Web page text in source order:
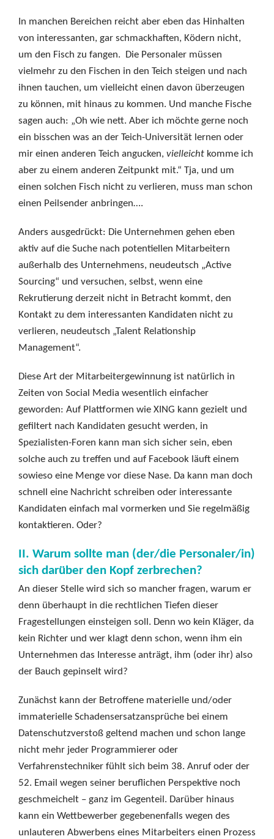
In manchen Bereichen reicht aber eben das Hinhalten
von interessanten, gar schmackhaften, Ködern nicht,
um den Fisch zu fangen. Die Personaler müssen
vielmehr zu den Fischen in den Teich steigen und nach
ihnen tauchen, um vielleicht einen davon überzeugen
zu können, mit hinaus zu kommen. Und manche Fische
sagen auch: „Oh wie nett. Aber ich möchte gerne noch
ein bisschen was an der Teich-Universität lernen oder
mir einen anderen Teich angucken, vielleicht komme ich
aber zu einem anderen Zeitpunkt mit.“ Tja, und um
einen solchen Fisch nicht zu verlieren, muss man schon
einen Peilsender anbringen….
Anders ausgedrückt: Die Unternehmen gehen eben
aktiv auf die Suche nach potentiellen Mitarbeitern
außerhalb des Unternehmens, neudeutsch „Active
Sourcing“ und versuchen, selbst, wenn eine
Rekrutierung derzeit nicht in Betracht kommt, den
Kontakt zu dem interessanten Kandidaten nicht zu
verlieren, neudeutsch „Talent Relationship
Management“.
Diese Art der Mitarbeitergewinnung ist natürlich in
Zeiten von Social Media wesentlich einfacher
geworden: Auf Plattformen wie XING kann gezielt und
gefiltert nach Kandidaten gesucht werden, in
Spezialisten-Foren kann man sich sicher sein, eben
solche auch zu treffen und auf Facebook läuft einem
sowieso eine Menge vor diese Nase. Da kann man doch
schnell eine Nachricht schreiben oder interessante
Kandidaten einfach mal vormerken und Sie regelmäßig
kontaktieren. Oder?
II. Warum sollte man (der/die Personaler/in)
sich darüber den Kopf zerbrechen?
An dieser Stelle wird sich so mancher fragen, warum er
denn überhaupt in die rechtlichen Tiefen dieser
Fragestellungen einsteigen soll. Denn wo kein Kläger, da
kein Richter und wer klagt denn schon, wenn ihm ein
Unternehmen das Interesse anträgt, ihm (oder ihr) also
der Bauch gepinselt wird?
Zunächst kann der Betroffene materielle und/oder
immaterielle Schadensersatzansprüche bei einem
Datenschutzverstoß geltend machen und schon lange
nicht mehr jeder Programmierer oder
Verfahrenstechniker fühlt sich beim 38. Anruf oder der
52. Email wegen seiner beruflichen Perspektive noch
geschmeichelt – ganz im Gegenteil. Darüber hinaus
kann ein Wettbewerber gegebenenfalls wegen des
unlauteren Abwerbens eines Mitarbeiters einen Prozess